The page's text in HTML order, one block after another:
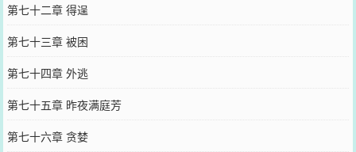
第七十二章 得逞
第七十三章 被困
第七十四章 外逃
第七十五章 昨夜满庭芳
第七十六章 贪婪